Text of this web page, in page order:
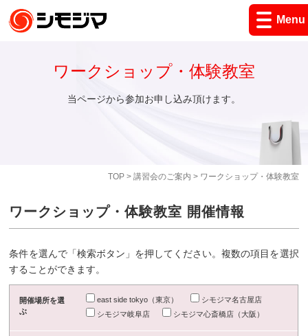
Menu
TOP> 講習会のご案内 > ワークショップ・体験教室
ワークショップ・体験教室
当ページから参加お申し込み頂けます。
ワークショップ・体験教室 開催情報
条件を選んで「検索ボタン」を押してください。複数の項目を選択
することができます。
開催場所を選
ぶ
east side tokyo（東京）
シモジマ名古屋店
シモジマ岐阜店
シモジマ心斎橋店（大阪）